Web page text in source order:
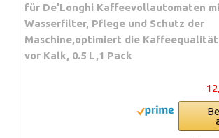
für De'Longhi Kaffeevollautomaten
Wasserfilter, Pflege und Schutz der
Maschine,optimiert die
vor Kalk, 0.5 L,1 Pack